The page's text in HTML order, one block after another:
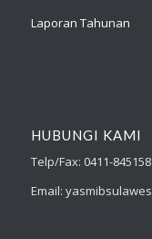
Laporan Tahunan
HUBUNGI KAMI
Telp/Fax: 0411-845158
Email: